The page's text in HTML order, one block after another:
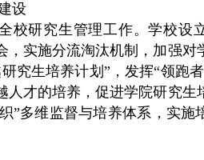
设
校研究生管理工作。学校设
，实施分流淘汰机制，加强对
究生培养计划”，发挥“领跑
人才的培养，促进学院研究生
”多维监督与培养体系，实施